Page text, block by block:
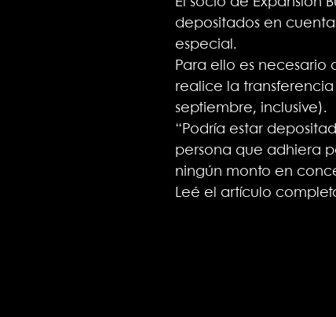
depositados en
especial.
Para ello es necesario
realice la
septiembre, inclusive).
“Podría estar
persona que adhiera
ningún monto en
Leé el artículo